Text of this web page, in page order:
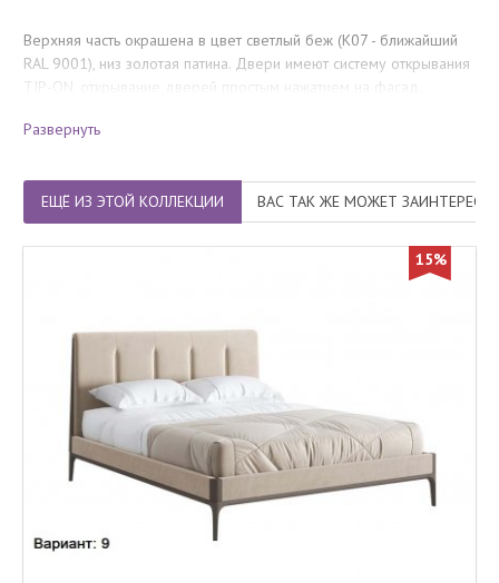
Верхняя часть окрашена в цвет светлый беж (K07 - ближайший
RAL 9001), низ золотая патина. Двери имеют систему открывания
TIP-ON, открывание дверей простым нажатием на фасад.
Количество мест
Развернуть
ЕЩЁ ИЗ ЭТОЙ КОЛЛЕКЦИИ ВАС ТАК ЖЕ МОЖЕТ
15%